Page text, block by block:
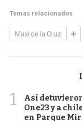
Temas relacionados
Maxi de la Cruz
1
Así
One23 y a
en Parque